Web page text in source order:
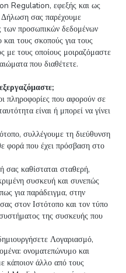
Regulation, εφεξής και ως
σας παρέχουμε
των προσωπικών δεδομένων
τους σκοπούς για τους
με τους οποίους μοιραζόμαστε
που διαθέτετε.
πληροφορίες που αφορούν σε
είναι ή μπορεί να γίνει
συλλέγουμε τη διεύθυνση
φορά που έχει πρόσβαση στο
σας καθίσταται σταθερή,
συσκευή και συνεπώς
για παράδειγμα, στην
στον Ιστότοπο και τον τύπο
της συσκευής που
Λογαριασμό,
ονοματεπώνυμο και
κάποιον άλλο από τους